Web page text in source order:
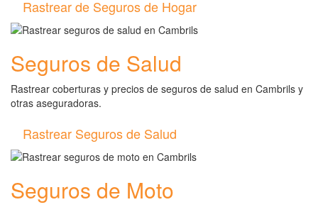
Rastrear de Seguros de Hogar
Seguros de Salud
Rastrear coberturas y precios de seguros de salud en Cambrils y
otras aseguradoras.
Rastrear Seguros de Salud
Seguros de Moto